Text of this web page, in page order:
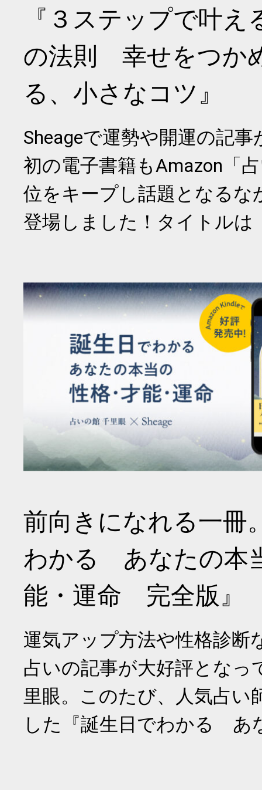
『３ステップで叶
の法則 幸せをつか
る、小さなコツ』
Sheageで運勢や開運の記
初の電子書籍もAmazon「
位をキープし話題となるな
登場しました！タイトルは
前向きになれる一冊
わかる あなたの本
能・運命 完全版』
運気アップ方法や性格診断
占いの記事が大好評となっ
里眼。このたび、人気占い
した『誕生日でわかる あ